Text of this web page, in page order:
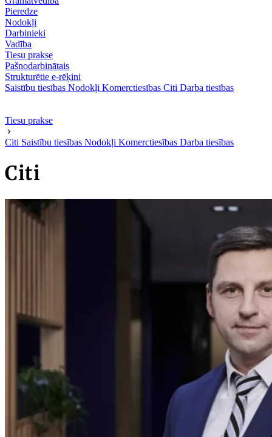
Pieredze
Nodokļi
Darbinieki
Vadība
Tiesu prakse
Pašnodarbinātais
Strukturētie e-rēķini
Saistību tiesības Nodokļi Komerctiesības Citi Darba tiesības
Tiesu prakse
Citi Saistību tiesības Nodokļi Komerctiesības Darba tiesības
Citi